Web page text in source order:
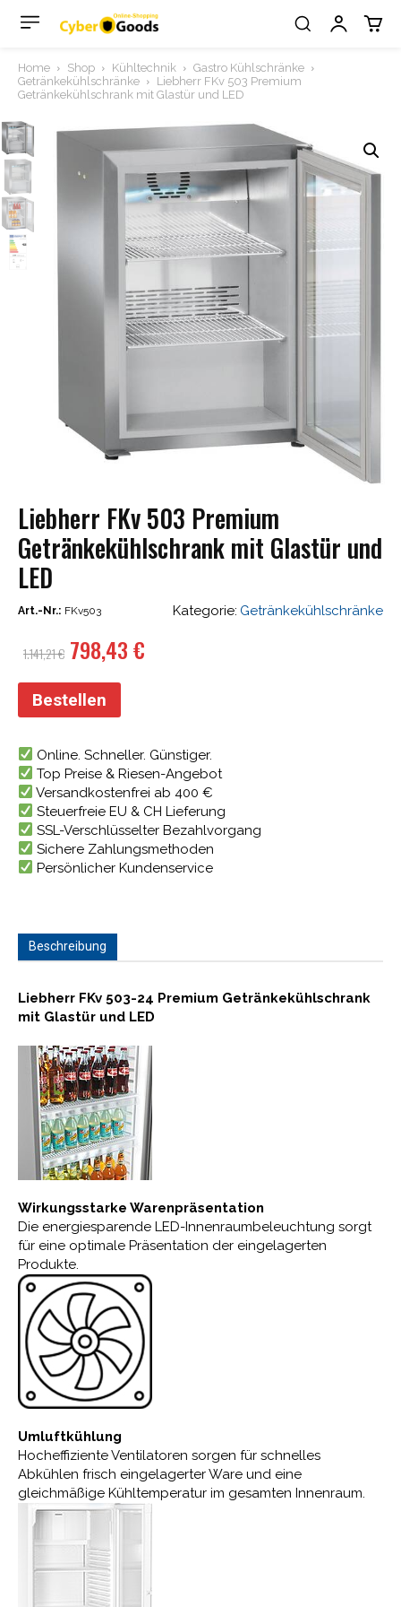
Home Shop Kühltechnik
Gastro Kühlschränke
Getränkekühlschränke
Liebherr FKv 503 Premium
Getränkekühlschrank mit Glastür und LED
Liebherr FKv 503 Premium
Getränkekühlschrank mit Glastür und
LED
Art.-Nr.: FKv503 Kategorie: Getränkekühlschränke
1.141,21€ Ursprünglicher
Preis
war:
1.141,21 €
798,43€
Bestellen
Online. Schneller. Günstiger.
Top Preise & Riesen-Angebot
Versandkostenfrei ab 400 €
Steuerfreie EU & CH Lieferung
SSL-Verschlüsselter Bezahlvorgang
Sichere Zahlungsmethoden
Persönlicher Kundenservice
Beschreibung
Liebherr FKv 503-24 Premium Getränkekühlschrank
mit Glastür und LED
Wirkungsstarke Warenpräsentation
Die energiesparende LED-Innenraumbeleuchtung sorgt
für eine optimale Präsentation der eingelagerten
Produkte.
Umluftkühlung
Hocheffiziente Ventilatoren sorgen für schnelles
Abkühlen frisch eingelagerter Ware und eine
gleichmäßige Kühltemperatur im gesamten Innenraum.